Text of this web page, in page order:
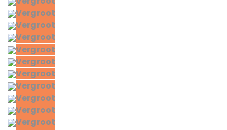
Vergroot
Vergroot
Vergroot
Vergroot
Vergroot
Vergroot
Vergroot
Vergroot
Vergroot
Vergroot